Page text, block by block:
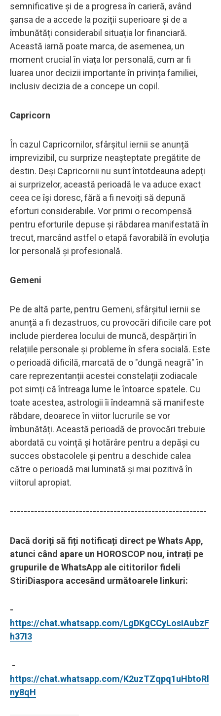
semnificative și de a progresa în carieră, având
șansa de a accede la poziții superioare și de a
îmbunătăți considerabil situația lor financiară.
Această iarnă poate marca, de asemenea, un
moment crucial în viața lor personală, cum ar fi
luarea unor decizii importante în privința familiei,
inclusiv decizia de a concepe un copil.
Capricorn
În cazul Capricornilor, sfârșitul iernii se anunță
imprevizibil, cu surprize neașteptate pregătite de
destin. Deși Capricornii nu sunt întotdeauna adepți
ai surprizelor, această perioadă le va aduce exact
ceea ce își doresc, fără a fi nevoiți să depună
eforturi considerabile. Vor primi o recompensă
pentru eforturile depuse și răbdarea manifestată în
trecut, marcând astfel o etapă favorabilă în evoluția
lor personală și profesională.
Gemeni
Pe de altă parte, pentru Gemeni, sfârșitul iernii se
anunță a fi dezastruos, cu provocări dificile care pot
include pierderea locului de muncă, despărțiri în
relațiile personale și probleme în sfera socială. Este
o perioadă dificilă, marcată de o "dungă neagră" în
care reprezentanții acestei constelații zodiacale
pot simți că întreaga lume le întoarce spatele. Cu
toate acestea, astrologii îi îndeamnă să manifeste
răbdare, deoarece în viitor lucrurile se vor
îmbunătăți. Această perioadă de provocări trebuie
abordată cu voință și hotărâre pentru a depăși cu
succes obstacolele și pentru a deschide calea
către o perioadă mai luminată și mai pozitivă în
viitorul apropiat.
---------------------------------------------------------
Dacă doriți să fiți notificați direct pe Whats App,
atunci când apare un HOROSCOP nou, intrați pe
grupurile de WhatsApp ale cititorilor fideli
StiriDiaspora accesând următoarele linkuri:
-
https://chat.whatsapp.com/LgDKgCCyLosIAubzF
h37I3
-
https://chat.whatsapp.com/K2uzTZqpq1uHbtoRl
ny8qH